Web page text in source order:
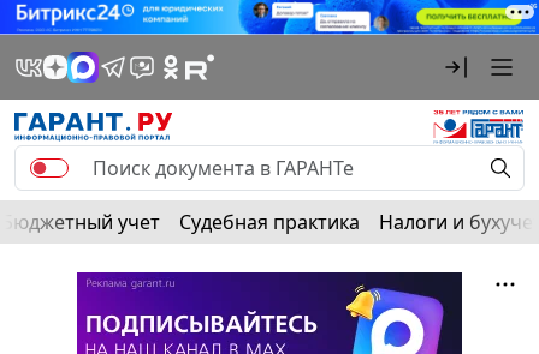
Бюджетный учет Судебная практика Налоги и